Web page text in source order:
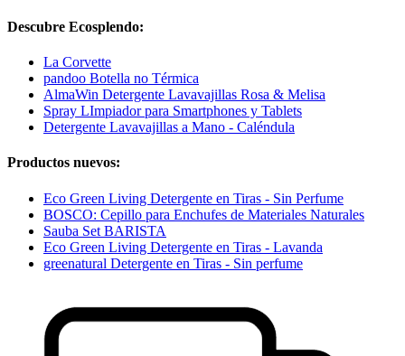
Descubre Ecosplendo:
La Corvette
pandoo Botella no Térmica
AlmaWin Detergente Lavavajillas Rosa & Melisa
Spray LImpiador para Smartphones y Tablets
Detergente Lavavajillas a Mano - Caléndula
Productos nuevos:
Eco Green Living Detergente en Tiras - Sin Perfume
BOSCO: Cepillo para Enchufes de Materiales Naturales
Sauba Set BARISTA
Eco Green Living Detergente en Tiras - Lavanda
greenatural Detergente en Tiras - Sin perfume